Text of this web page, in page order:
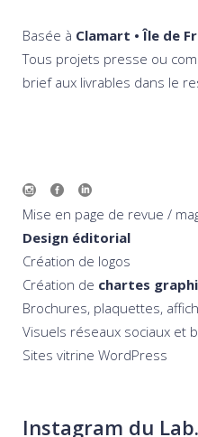
Basée à Clamart • Île de
Tous projets presse ou
brief aux livrables dans le
Mise en page de revue /
Design éditorial
Création de logos
Création de chartes
Brochures, plaquettes,
Visuels réseaux sociaux et
Sites vitrine WordPress
Instagram du Lab.